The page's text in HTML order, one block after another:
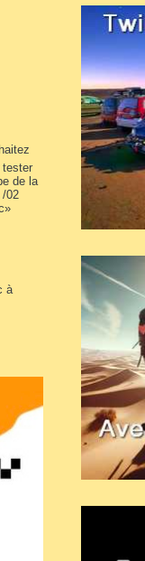
tester
de la
/02
à